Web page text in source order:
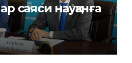
саяси науқанға